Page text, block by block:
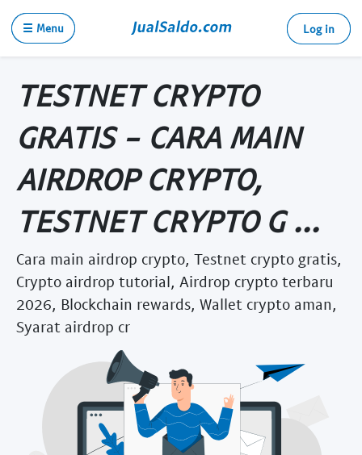
☰ Menu Log in
TESTNET CRYPTO
GRATIS - CARA MAIN
AIRDROP CRYPTO,
TESTNET CRYPTO G ...
Cara main airdrop crypto, Testnet crypto gratis,
Crypto airdrop tutorial, Airdrop crypto terbaru
2026, Blockchain rewards, Wallet crypto aman,
Syarat airdrop cr